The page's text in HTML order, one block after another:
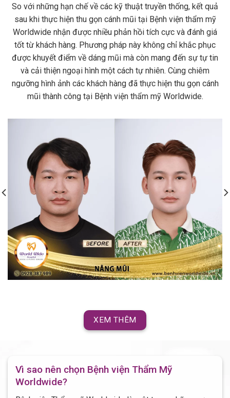
So với những hạn chế về các kỹ thuật truyền thống, kết quả
sau khi thực hiện thu gọn cánh mũi tại Bệnh viện thẩm mỹ
Worldwide nhận được nhiều phản hồi tích cực và đánh giá
tốt từ khách hàng. Phương pháp này không chỉ khắc phục
được khuyết điểm về dáng mũi mà còn mang đến sự tự tin
và cải thiện ngoại hình một cách tự nhiên. Cùng chiêm
ngưỡng hình ảnh các khách hàng đã thực hiện thu gọn cánh
mũi thành công tại Bệnh viện thẩm mỹ Worldwide.
XEM THÊM
Vì sao nên chọn Bệnh viện Thẩm Mỹ
Worldwide?